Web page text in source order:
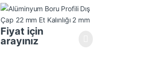
mm
Fiyat için
arayınız